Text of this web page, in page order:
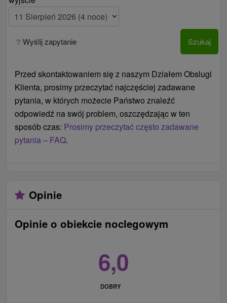
świat, wypożyczalnia boisk i sprzętu sportowego)
Ceny - Informacje
Dodatkowe łóżko możliwe tylko w DU Rimava.
V razie potrzeby recepcji zapewnia przechowalnię
bagażu, a także może zorganizować transfer z
dworca kolejowego do uzdrowiska i vice versa.
❔ Wyślij zapytanie Szukaj
Przed skontaktowaniem się z naszym Działem Obslugi
Klienta, prosimy przeczytać najczęściej zadawane
pytania, w których możecie Państwo znaleźć
odpowiedź na swój problem, oszczędzając w ten
sposób czas: Prosimy przeczytać często zadawane
pytania – FAQ.
Opinie
Opinie o obiekcie noclegowym
6,0
DOBRY